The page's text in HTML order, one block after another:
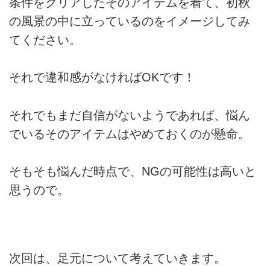
の風景の中に立っているのをイメージしてみ
てください。
それで違和感がなければOKです！
それでもまだ自信がないようであれば、悩ん
でいるそのアイテムはやめておくのが懸命。
そもそも悩んだ時点で、NGの可能性は高いと
思うので。
次回は、足元について考えていきます。